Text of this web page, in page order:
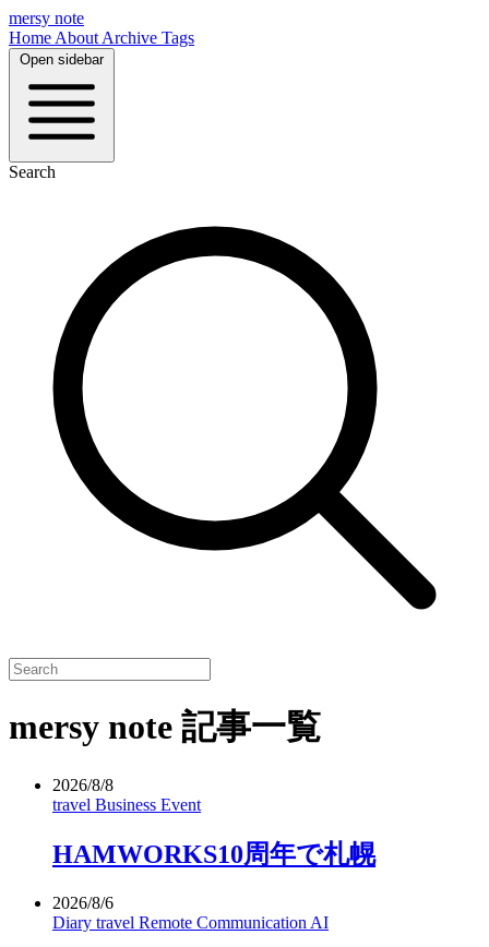
mersy note
Home About Archive Tags
Open sidebar
Search
mersy note 記事一覧
2026/8/8
travel Business Event
HAMWORKS10周年で札幌
2026/8/6
Diary travel Remote Communication AI